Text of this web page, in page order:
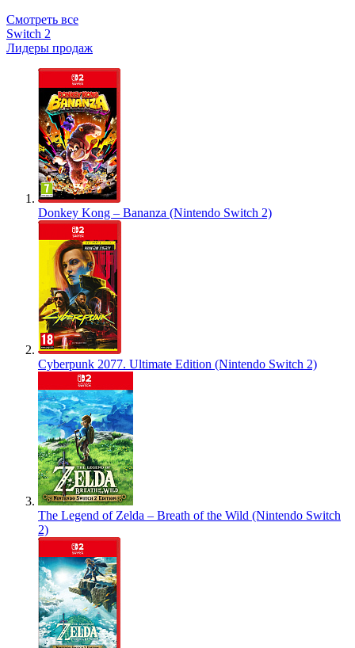
Смотреть все
Switch 2
Лидеры продаж
Donkey Kong – Bananza (Nintendo Switch 2)
Cyberpunk 2077. Ultimate Edition (Nintendo Switch 2)
The Legend of Zelda – Breath of the Wild (Nintendo Switch
2)